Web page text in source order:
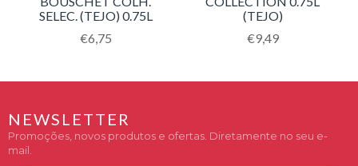
SELEC. (TEJO) 0.75L
Translation
PT.products.product.regular_price
€6,75
(TEJO)
Translation
€9,49
NEWSLETTER
Promoções, novos produtos e ofertas. Diretamente no seu e-
mail.